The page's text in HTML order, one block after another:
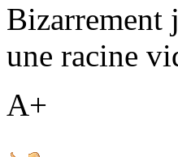
Bizarrement
une racine
A+